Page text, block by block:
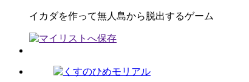
イカダを作って無人島から脱出するゲーム